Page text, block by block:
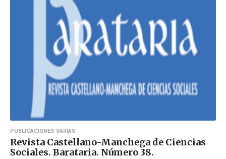
PUBLICACIONES VARIAS
Revista Castellano-Manchega de Ciencias
Sociales. Barataria. Número 38.